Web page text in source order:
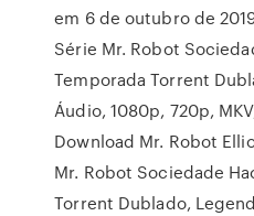
em 6 de outubro de
Série Mr. Robot
Temporada Torrent
Áudio, 1080p, 720p,
Download Mr. Robot
Mr. Robot Sociedade
Torrent Dublado,